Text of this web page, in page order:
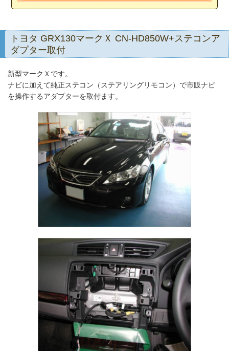
トヨタ GRX130マークＸ CN-HD850W+ステコンア
ダプター取付
新型マークＸです。
ナビに加えて純正ステコン（ステアリングリモコン）で市販ナビ
を操作するアダプターを取付ます。